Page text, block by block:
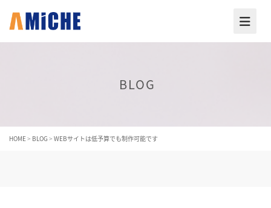
BLOG
HOME> BLOG > WEBサイトは低予算でも制作可能です